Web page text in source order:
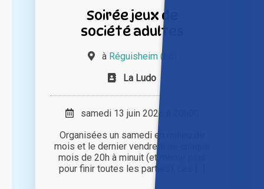
Soirée jeux de
société adultes
à Réguisheim (68)
La Ludo
samedi 13 juin 2026 à 20h00
Organisées un samedi en milieu de
mois et le dernier vendredi de chaque
mois de 20h à minuit (et même plus
pour finir toutes les parties), ces [...]